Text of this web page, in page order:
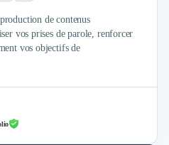
de contenus
vos prises de parole, renforcer
vos objectifs de